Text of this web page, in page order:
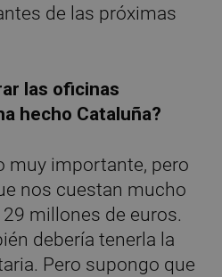
de las próximas
las oficinas
hecho Cataluña?
muy importante, pero
nos cuestan mucho
millones de euros.
debería tenerla la
Pero supongo que